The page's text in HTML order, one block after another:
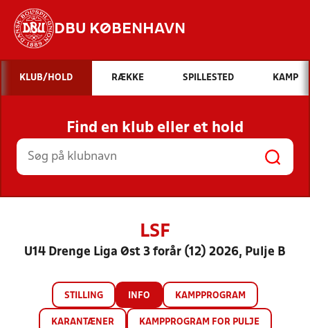
DBU KØBENHAVN
Hvad vil du søge efter?
INDHOLD OG NYHEDER
STILLINGER, RESULTATER, KLUBBER OG
HOLD
KLUB/HOLD RÆKKE SPILLESTED KAMP
Find en klub eller et hold
LSF
U14 Drenge Liga Øst 3 forår (12) 2026, Pulje B
STILLING INFO KAMPPROGRAM
KARANTÆNER KAMPPROGRAM FOR PULJE